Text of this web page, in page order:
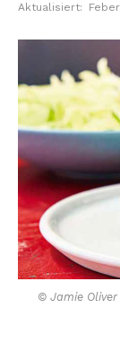
Aktualisiert:
© Jamie Oliver